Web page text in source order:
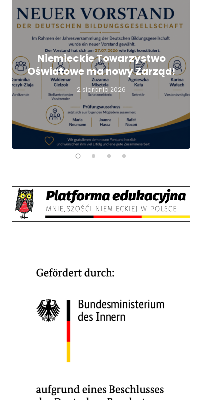
Niemieckie Towarzystwo
Oświatowe ma nowy Zarząd!
2 sierpnia 2026